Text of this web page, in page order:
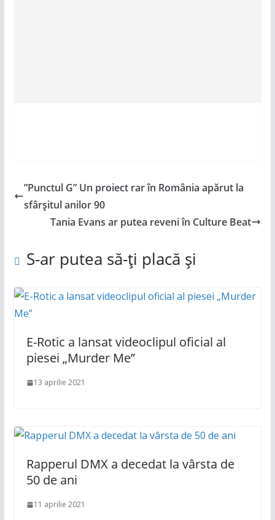
”Punctul G” Un proiect rar în România apărut la
sfârșitul anilor 90
Tania Evans ar putea reveni în Culture Beat
S-ar putea să-ți placă și
E-Rotic a lansat videoclipul oficial al
piesei „Murder Me”
13 aprilie 2021
Rapperul DMX a decedat la vârsta de
50 de ani
11 aprilie 2021